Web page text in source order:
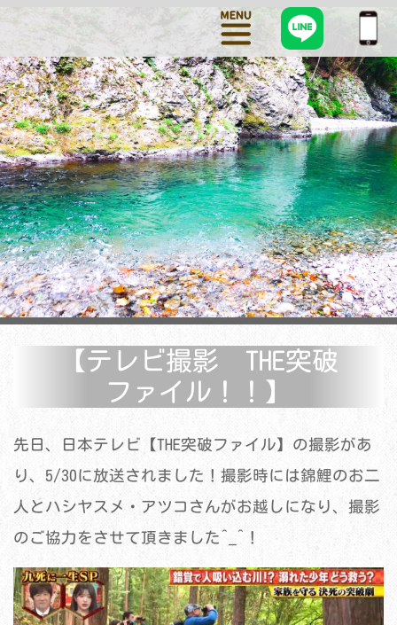
【テレビ撮影 THE突破
ファイル！！】
先日、日本テレビ【THE突破ファイル】の撮影があ
り、5/30に放送されました！撮影時には錦鯉のお二
人とハシヤスメ・アツコさんがお越しになり、撮影
のご協力をさせて頂きました^_^！